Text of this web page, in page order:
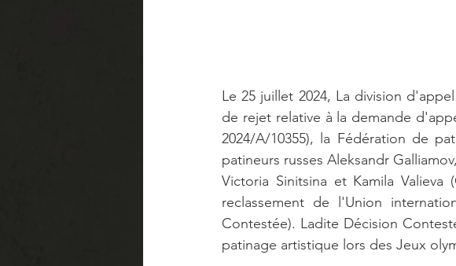
Le 25 juillet 2024, La division
de rejet relative à la demande
2024/A/10355), la Fédération de
patineurs russes Aleksandr
Victoria Sinitsina et Kamila Valieva
reclassement de l'Union
Contestée). Ladite Décision
patinage artistique lors des Jeux